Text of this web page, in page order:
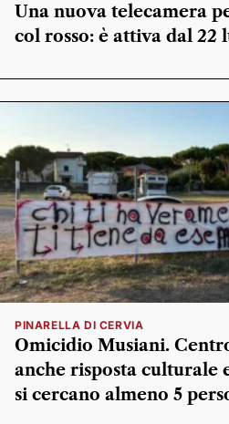
Una nuova telecamera
col rosso: è attiva dal 22
PINARELLA DI CERVIA
Omicidio Musiani.
anche risposta culturale
si cercano almeno 5